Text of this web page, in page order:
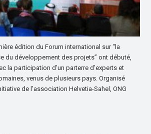
édition du Forum international sur “la
du développement des projets” ont débuté,
la participation d’un parterre d’experts et
venus de plusieurs pays. Organisé
de l’association Helvetia-Sahel, ONG